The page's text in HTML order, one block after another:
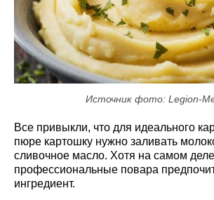
Источник фото: Legion-
Все привыкли, что для идеального
пюре картошку нужно заливать
сливочное масло. Хотя на самом деле
профессиональные повара
ингредиент.